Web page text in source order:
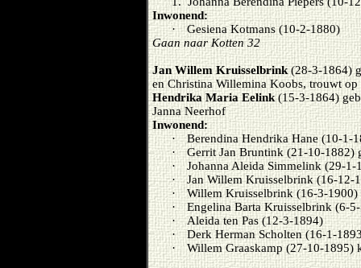
Inwonend:
·
Gesiena Kotmans (10-2-1880)
Gaan naar Kotten 32
Jan Willem Kruisselbrink(28-3-1864)
en Christina Willemina Koobs, trouwt
Hendrika Maria Eelink(15-3-1864)
Janna Neerhof
Inwonend:
·
Berendina Hendrika Hane (10-1-
·
Gerrit Jan Bruntink (21-10-1882)
·
Johanna Aleida Simmelink (29-1-
·
Jan Willem Kruisselbrink (16-12-
·
Willem Kruisselbrink (16-3-1900)
·
Engelina Barta Kruisselbrink (6-
·
Aleida ten Pas (12-3-1894)
·
Derk Herman Scholten (16-1-
·
Willem Graaskamp (27-10-1895)